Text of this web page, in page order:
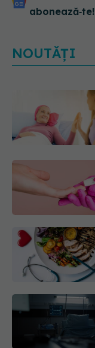
abonează‑te!
NOUTĂȚI